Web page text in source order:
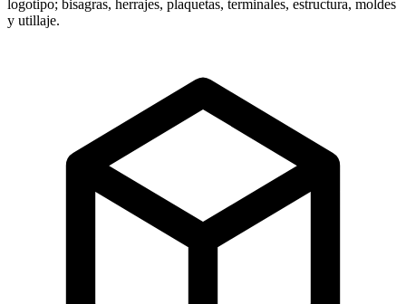
logotipo; bisagras, herrajes, plaquetas, terminales, estructura, moldes
y utillaje.